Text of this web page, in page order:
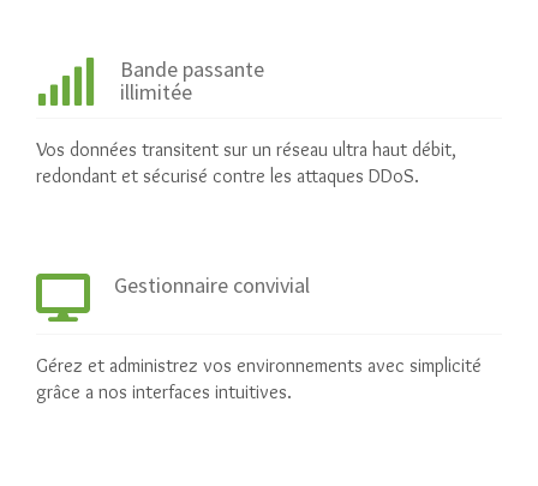
Bande passante
illimitée
Vos données transitent sur un réseau ultra haut débit,
redondant et sécurisé contre les attaques DDoS.
Gestionnaire convivial
Gérez et administrez vos environnements avec simplicité
grâce a nos interfaces intuitives.